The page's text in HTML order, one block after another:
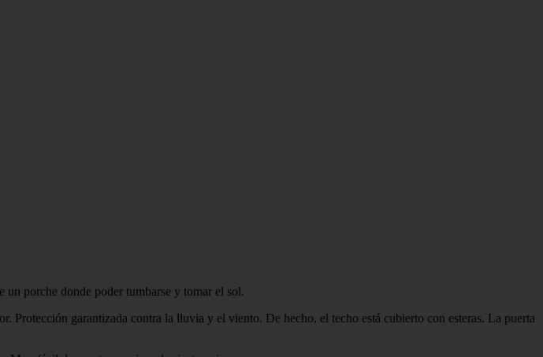
un porche donde poder tumbarse y tomar el sol.
garantizada contra la lluvia y el viento. De hecho, el techo está cubierto con esteras. La puerta